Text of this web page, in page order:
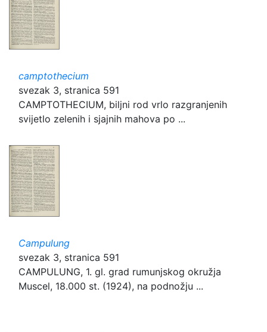
camptothecium
svezak 3, stranica 591
CAMPTOTHECIUM, biljni rod vrlo razgranjenih
svijetlo zelenih i sjajnih mahova po ...
Campulung
svezak 3, stranica 591
CAMPULUNG, 1. gl. grad rumunjskog okružja
Muscel, 18.000 st. (1924), na podnožju ...